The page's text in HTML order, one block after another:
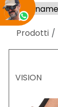
Prodotti
VISION